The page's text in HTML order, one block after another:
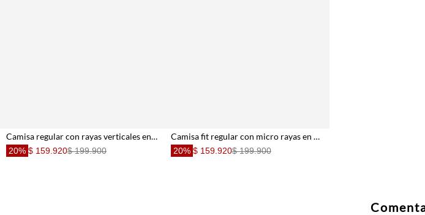
Camisa regular con rayas verticales en algodón azul para hombre
20% $ 159.920$ 199.900
Camisa fit regular con micro rayas en algodón rosa para hombre
20% $ 159.920$ 199.900